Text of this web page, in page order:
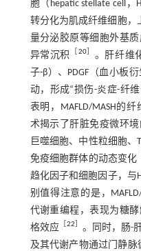
胞（hepatic stellate cell
转分化为肌成纤维细胞，
量分泌胶原等细胞外基
异常沉积
［20］ 。肝纤维
子-β）、PDGF（血小板
动，形成“损伤-炎症-纤
表明，MAFLD/MASH的
术揭示了肝脏免疫微环
巨噬细胞、中性粒细胞
免疫细胞群体的动态变化
趋化因子和细胞因子，与
别值得注意的是，
代谢重编程，表现为糖
格效应［22］ 。同时，肠-
及其代谢产物通过门静